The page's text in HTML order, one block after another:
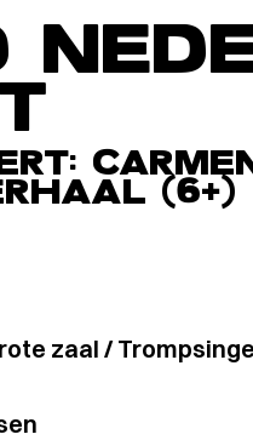
(6+)
zaal /